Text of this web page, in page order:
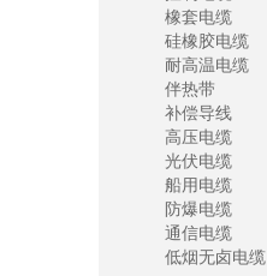
橡套电缆
硅橡胶电缆
耐高温电缆
伴热带
补偿导线
高压电缆
光伏电缆
船用电缆
防爆电缆
通信电缆
低烟无卤电缆